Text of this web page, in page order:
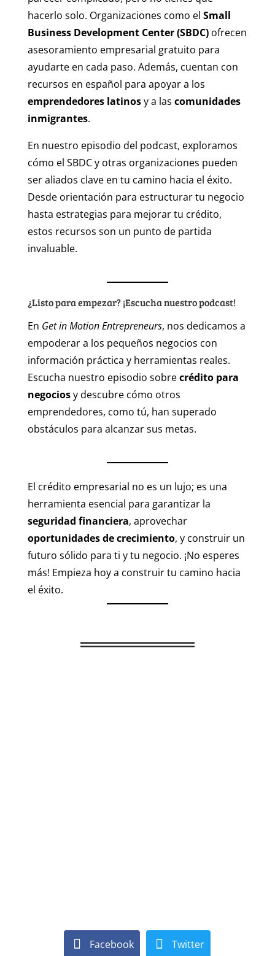
hacerlo solo. Organizaciones como el Small
Business Development Center (SBDC)ofrecen
asesoramiento empresarial gratuito para
ayudarte en cada paso. Además, cuentan con
recursos en español para apoyar a los
emprendedores latinosy a las comunidades
inmigrantes.
En nuestro episodio del podcast, exploramos
cómo el SBDC y otras organizaciones pueden
ser aliados clave en tu camino hacia el éxito.
Desde orientación para estructurar tu negocio
hasta estrategias para mejorar tu crédito,
estos recursos son un punto de partida
invaluable.
¿Listo para empezar? ¡Escucha nuestro podcast!
En Get in Motion Entrepreneurs, nos dedicamos a
empoderar a los pequeños negocios con
información práctica y herramientas reales.
Escucha nuestro episodio sobrecrédito para
negociosy descubre cómo otros
emprendedores, como tú, han superado
obstáculos para alcanzar sus metas.
El crédito empresarial no es un lujo; es una
herramienta esencial para garantizar la
seguridad financiera, aprovechar
oportunidades de crecimiento, y construir un
futuro sólido para ti y tu negocio. ¡No esperes
más! Empieza hoy a construir tu camino hacia
el éxito.
Facebook Twitter